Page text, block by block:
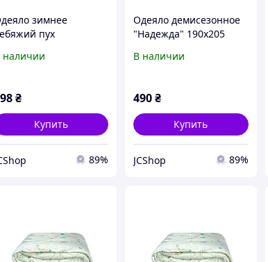
зимнее
пух
наличии
₴
Купить
89%
Одеяло демисезонное
"Надежда" 190х205
В наличии
490₴
Купить
JCShop 89%